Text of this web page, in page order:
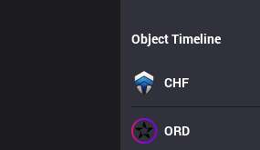
Object Timeline
CHF
ORD